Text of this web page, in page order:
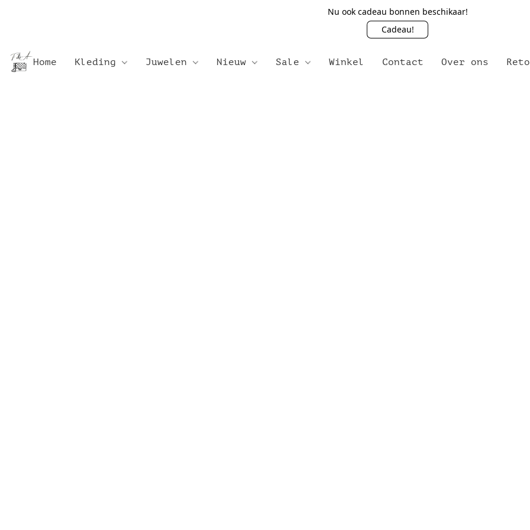
Nu ook cadeau bonnen beschikaar!
Cadeau!
Home Kleding Juwelen Nieuw Sale Winkel Contact Over ons